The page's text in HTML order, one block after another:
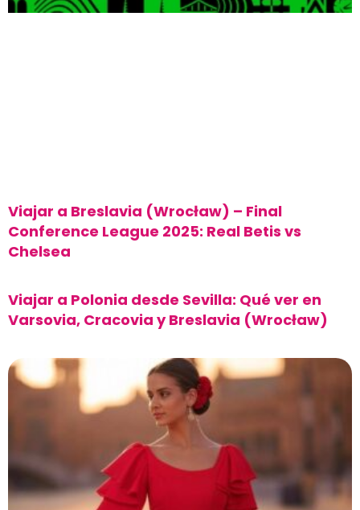
Viajar a Breslavia (Wrocław) – Final
Conference League 2025: Real Betis vs
Chelsea
Viajar a Polonia desde Sevilla: Qué ver en
Varsovia, Cracovia y Breslavia (Wrocław)